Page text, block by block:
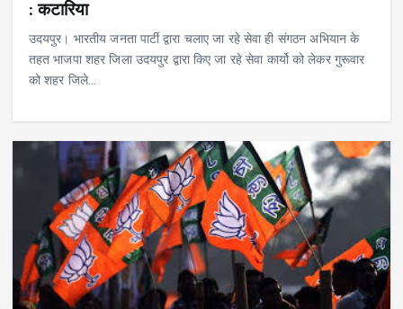
: कटारिया
उदयपुर। भारतीय जनता पार्टी द्वारा चलाए जा रहे सेवा ही संगठन अभियान के
तहत भाजपा शहर जिला उदयपुर द्वारा किए जा रहे सेवा कार्यो को लेकर गुरूवार
को शहर जिले…